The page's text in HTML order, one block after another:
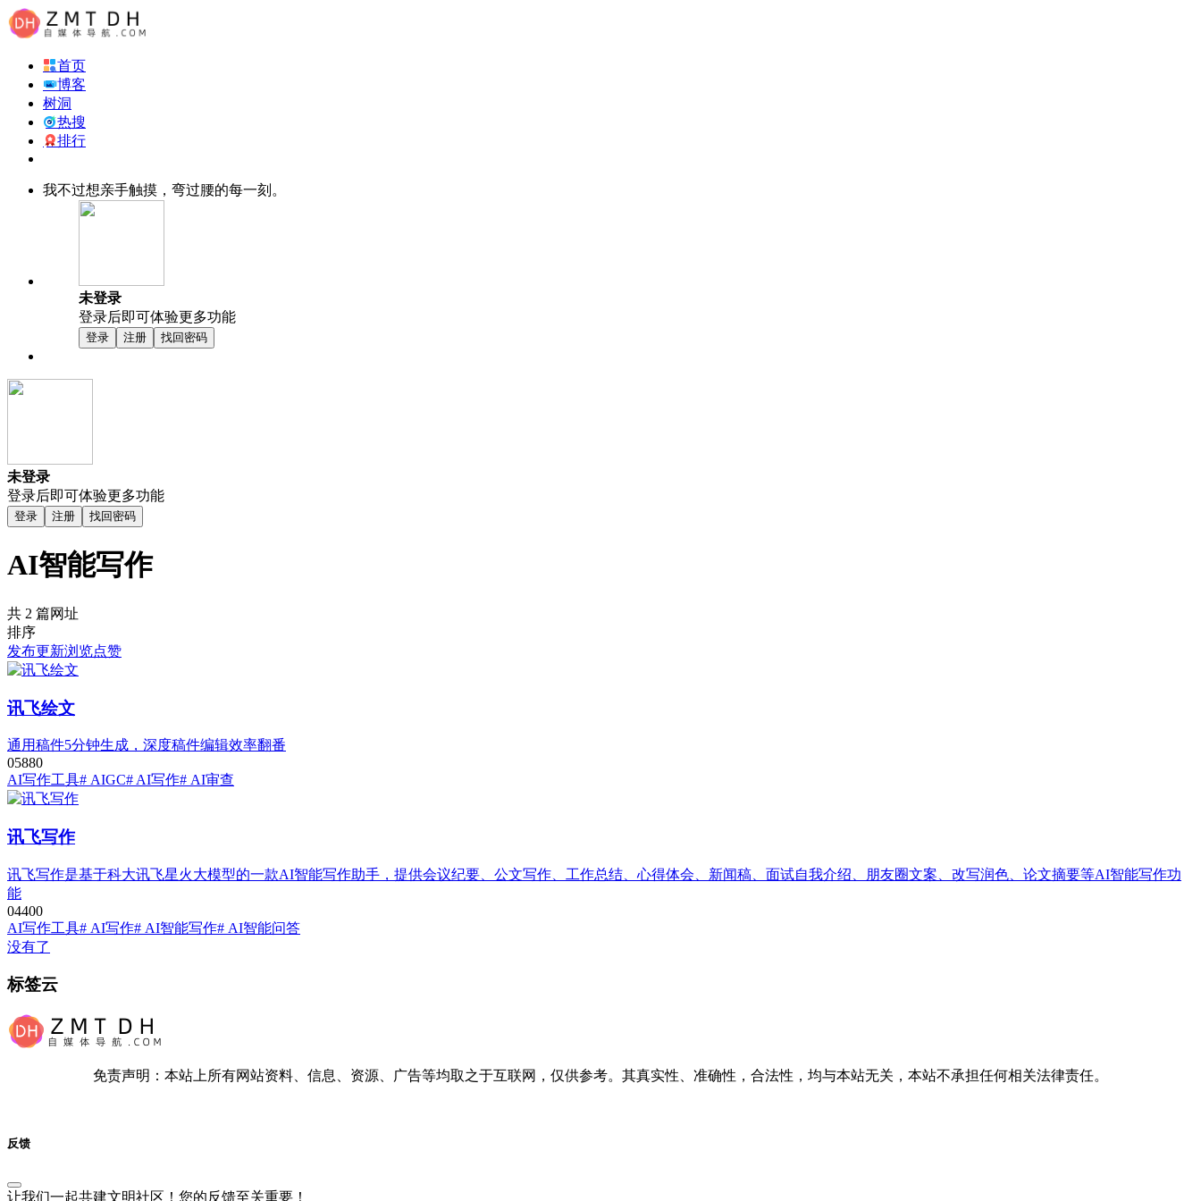
首页
博客
树洞
热搜
排行
我不过想亲手触摸，弯过腰的每一刻。
未登录
登录后即可体验更多功能
登录 注册 找回密码
未登录
登录后即可体验更多功能
登录 注册 找回密码
AI智能写作
共 2 篇网址
排序
发布更新浏览点赞
讯飞绘文
通用稿件5分钟生成，深度稿件编辑效率翻番
05880
AI写作工具# AIGC# AI写作# AI审查
讯飞写作
讯飞写作是基于科大讯飞星火大模型的一款AI智能写作助手，提供会议纪要、公文写作、工作总结、心得体会、新闻稿、面试自我介绍、朋友圈文案、改写润色、论文摘要等AI智能写作功
能
04400
AI写作工具# AI写作# AI智能写作# AI智能问答
没有了
标签云
免责声明：本站上所有网站资料、信息、资源、广告等均取之于互联网，仅供参考。其真实性、准确性，合法性，均与本站无关，本站不承担任何相关法律责任。
反馈
让我们一起共建文明社区！您的反馈至关重要！